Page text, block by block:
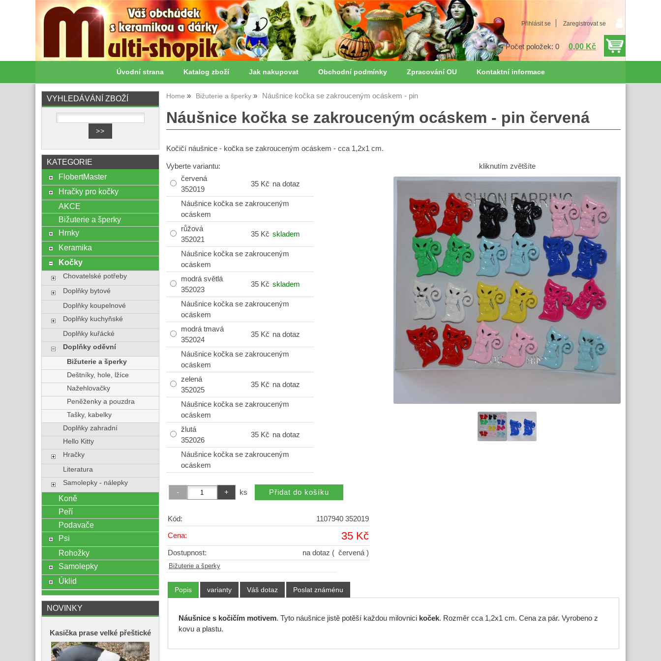
Přihlásit se Zaregistrovat se
Počet položek: 0 0,00 Kč
Úvodní strana Katalog zboží Jak nakupovat Obchodní podmínky Zpracování OU Kontaktní informace
Home Bižuterie a šperky Náušnice kočka se zakrouceným ocáskem - pin
Náušnice kočka se zakrouceným ocáskem - pin červená
Kočičí náušnice - kočka se zakrouceným ocáskem - cca 1,2x1 cm.
kliknutím zvětšíte
Vyberte variantu:
červená
352019
35 Kč na dotaz
Náušnice kočka se zakrouceným
ocáskem
růžová
352021
35 Kč skladem
Náušnice kočka se zakrouceným
ocáskem
modrá světlá
352023
35 Kč skladem
Náušnice kočka se zakrouceným
ocáskem
modrá tmavá
352024
35 Kč na dotaz
Náušnice kočka se zakrouceným
ocáskem
zelená
352025
35 Kč na dotaz
Náušnice kočka se zakrouceným
ocáskem
žlutá
352026
35 Kč na dotaz
Náušnice kočka se zakrouceným
ocáskem
ks
Kód: 1107940 352019
Cena: 35 Kč
Dostupnost: na dotaz ( červená )
Bižuterie a šperky
Popis varianty Váš dotaz Poslat známénu
Náušnice s kočičím motivem. Tyto náušnice jistě potěší každou milovnici koček. Rozměr cca 1,2x1 cm. Cena za pár. Vyrobeno z
kovu a plastu.
VYHLEDÁVÁNÍ ZBOŽÍ
KATEGORIE
FlobertMaster
Hračky pro kočky
AKCE
Bižuterie a šperky
Hrnky
Keramika
Kočky
Chovatelské potřeby
Doplňky bytové
Doplňky koupelnové
Doplňky kuchyňské
Doplňky kuřácké
Doplňky oděvní
Bižuterie a šperky
Deštníky, hole, lžíce
Nažehlovačky
Peněženky a pouzdra
Tašky, kabelky
Doplňky zahradní
Hello Kitty
Hračky
Literatura
Samolepky - nálepky
Koně
Peří
Podavače
Psi
Rohožky
Samolepky
Úklid
NOVINKY
Kasička prase velké přeštické